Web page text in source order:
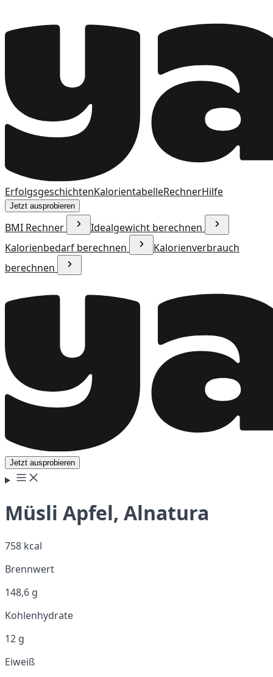
ErfolgsgeschichtenKalorientabelleRechnerHilfe
Jetzt ausprobieren
BMI Rechner
Idealgewicht berechnen
Kalorienbedarf berechnen
Kalorienverbrauch
berechnen
Jetzt ausprobieren
Müsli Apfel, Alnatura
758 kcal
Brennwert
148,6 g
Kohlenhydrate
12 g
Eiweiß